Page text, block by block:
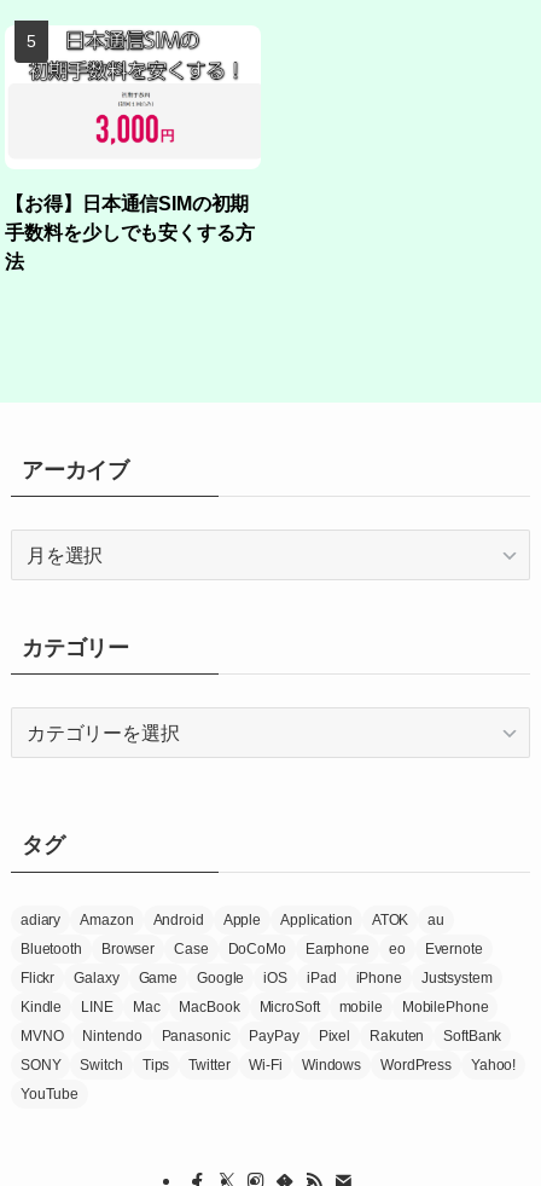
【お得】日本通信SIMの初期
手数料を少しでも安くする方
法
アーカイブ
ブ
カテゴリー
ータグ
adiary Amazon Android Apple Application ATOK
au
Bluetooth
Browser Case DoCoMo Earphone eo
Evernote
Flickr
Galaxy Game Google iOS iPad iPhone
Justsystem
Kindle
LINE Mac MacBook MicroSoft mobile
MobilePhone
MVNO
Nintendo Panasonic PayPay Pixel Rakuten
SoftBank
SONY
Switch Tips Twitter Wi-Fi Windows WordPress
Yahoo!
YouTube